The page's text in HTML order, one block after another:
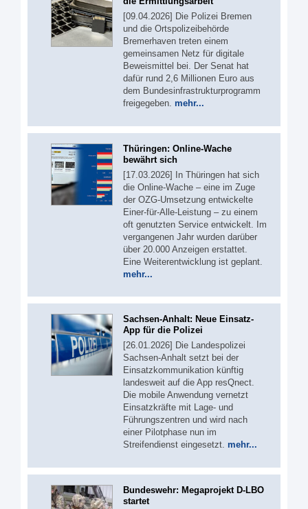
[09.04.2026] Die Polizei Bremen
und die Ortspolizeibehörde
Bremerhaven treten einem
gemeinsamen Netz für digitale
Beweismittel bei. Der Senat hat
dafür rund 2,6 Millionen Euro aus
dem Bundesinfrastrukturprogramm
freigegeben. mehr...
Thüringen: Online-Wache
bewährt sich
[17.03.2026] In Thüringen hat sich
die Online-Wache – eine im Zuge
der OZG-Umsetzung entwickelte
Einer-für-Alle-Leistung – zu einem
oft genutzten Service entwickelt. Im
vergangenen Jahr wurden darüber
über 20.000 Anzeigen erstattet.
Eine Weiterentwicklung ist geplant.
mehr...
Sachsen-Anhalt: Neue Einsatz-
App für die Polizei
[26.01.2026] Die Landespolizei
Sachsen-Anhalt setzt bei der
Einsatzkommunikation künftig
landesweit auf die App resQnect.
Die mobile Anwendung vernetzt
Einsatzkräfte mit Lage- und
Führungszentren und wird nach
einer Pilotphase nun im
Streifendienst eingesetzt. mehr...
Bundeswehr: Megaprojekt D-LBO
startet